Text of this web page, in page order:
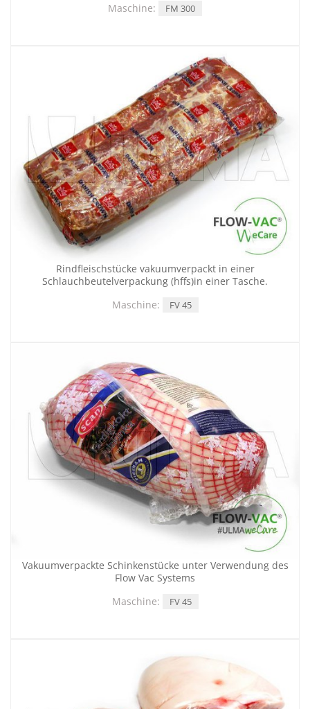
Maschine:
FM 300
Rindfleischstücke vakuumverpackt in einer
Schlauchbeutelverpackung (hffs)in einer Tasche.
Maschine:
FV 45
Vakuumverpackte Schinkenstücke unter Verwendung des
Flow Vac Systems
Maschine:
FV 45